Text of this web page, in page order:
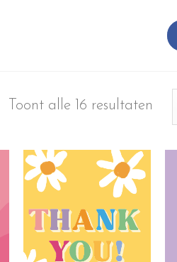
Toont alle 16 resultaten
Toevoegen
aan
wenslijst